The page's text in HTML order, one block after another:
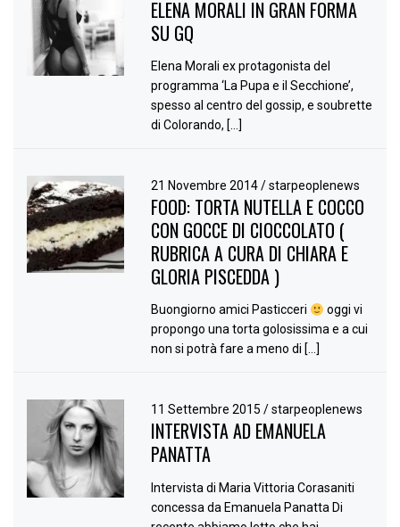
ELENA MORALI IN GRAN FORMA
SU GQ
Elena Morali ex protagonista del
programma ‘La Pupa e il Secchione’,
spesso al centro del gossip, e soubrette
di Colorando, […]
21 Novembre 2014/ starpeoplenews
FOOD: TORTA NUTELLA E COCCO
CON GOCCE DI CIOCCOLATO (
RUBRICA A CURA DI CHIARA E
GLORIA PISCEDDA )
Buongiorno amici Pasticceri
oggi vi
propongo una torta golosissima e a cui
non si potrà fare a meno di […]
11 Settembre 2015/ starpeoplenews
INTERVISTA AD EMANUELA
PANATTA
Intervista di Maria Vittoria Corasaniti
concessa da Emanuela Panatta Di